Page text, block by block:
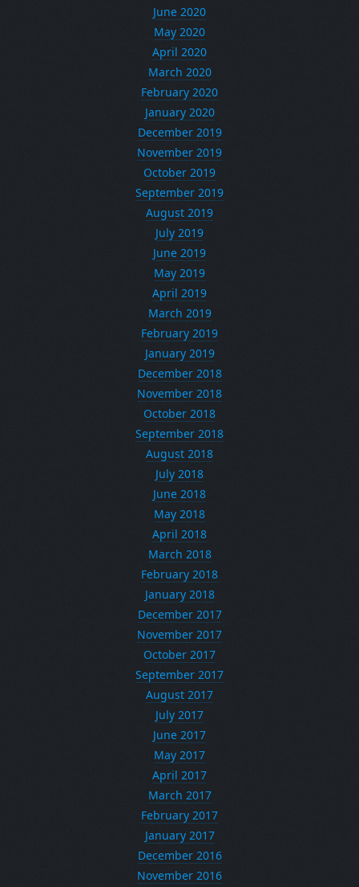
June 2020
May 2020
April 2020
March 2020
February 2020
January 2020
December 2019
November 2019
October 2019
September 2019
August 2019
July 2019
June 2019
May 2019
April 2019
March 2019
February 2019
January 2019
December 2018
November 2018
October 2018
September 2018
August 2018
July 2018
June 2018
May 2018
April 2018
March 2018
February 2018
January 2018
December 2017
November 2017
October 2017
September 2017
August 2017
July 2017
June 2017
May 2017
April 2017
March 2017
February 2017
January 2017
December 2016
November 2016